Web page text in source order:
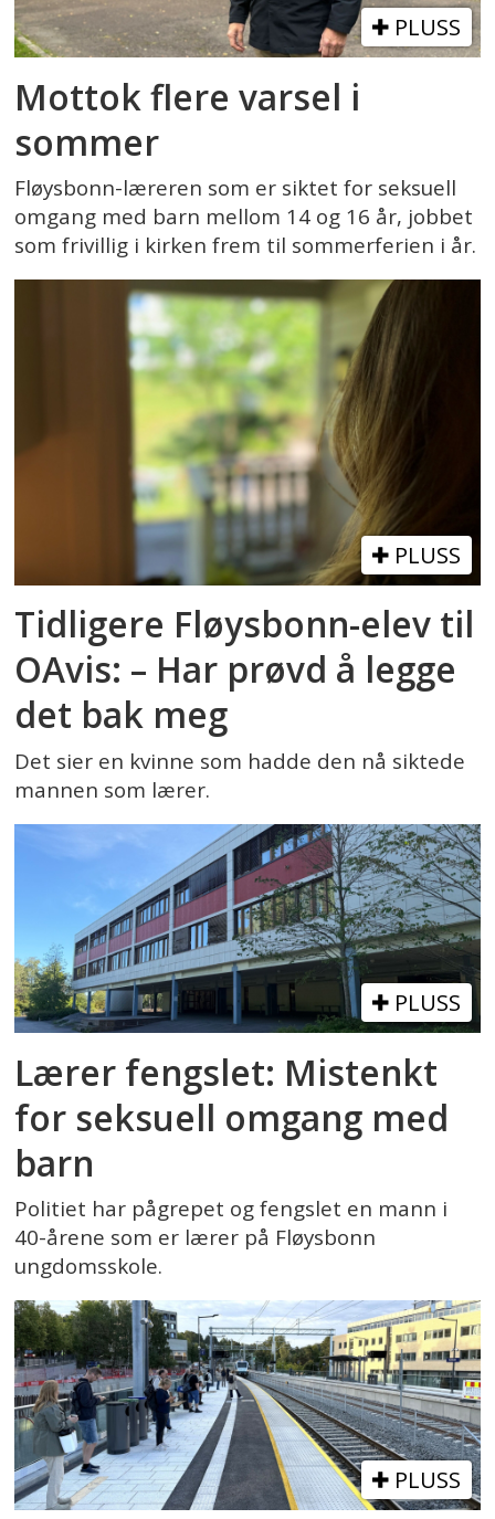
PLUSS
Mottok flere varsel i
sommer
Fløysbonn-læreren som er siktet for seksuell
omgang med barn mellom 14 og 16 år, jobbet
som frivillig i kirken frem til sommerferien i år.
PLUSS
Tidligere Fløysbonn-elev til
OAvis: – Har prøvd å legge
det bak meg
Det sier en kvinne som hadde den nå siktede
mannen som lærer.
PLUSS
Lærer fengslet: Mistenkt
for seksuell omgang med
barn
Politiet har pågrepet og fengslet en mann i
40-årene som er lærer på Fløysbonn
ungdomsskole.
PLUSS